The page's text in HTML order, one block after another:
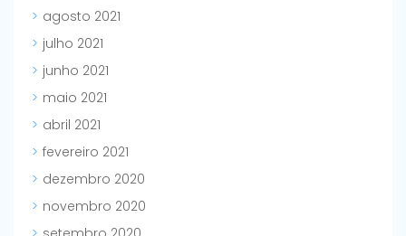
agosto 2021
julho 2021
junho 2021
maio 2021
abril 2021
fevereiro 2021
dezembro 2020
novembro 2020